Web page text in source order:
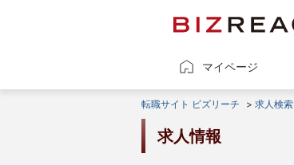
マイページ
転職サイト ビズリーチ > 求人検索
求人情報